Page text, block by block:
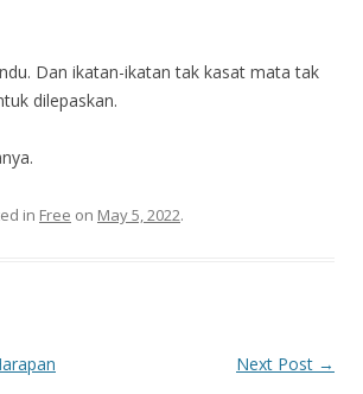
Dan ikatan-ikatan tak kasat mata tak
dilepaskan.
in Free on May 5, 2022.
Next Post →